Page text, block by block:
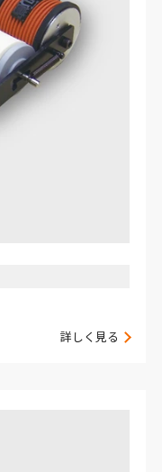
詳しく見る